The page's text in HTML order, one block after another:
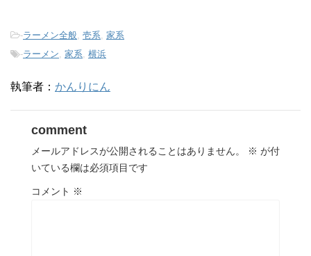
-ラーメン全般 壱系 家系
-ラーメン 家系 横浜
執筆者： かんりにん
comment
メールアドレスが公開されることはありません。 ※ が付
いている欄は必須項目です
コメント ※